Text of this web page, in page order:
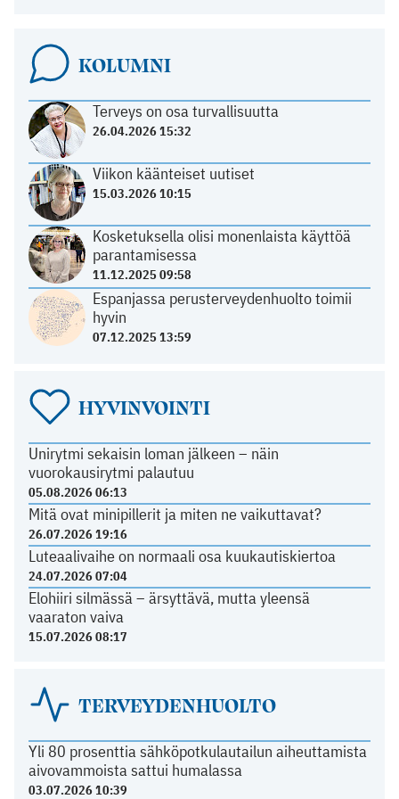
KOLUMNI
Terveys on osa turvallisuutta
26.04.2026 15:32
Viikon käänteiset uutiset
15.03.2026 10:15
Kosketuksella olisi monenlaista käyttöä
parantamisessa
11.12.2025 09:58
Espanjassa perusterveydenhuolto toimii
hyvin
07.12.2025 13:59
HYVINVOINTI
Unirytmi sekaisin loman jälkeen – näin
vuorokausirytmi palautuu
05.08.2026 06:13
Mitä ovat minipillerit ja miten ne vaikuttavat?
26.07.2026 19:16
Luteaalivaihe on normaali osa kuukautiskiertoa
24.07.2026 07:04
Elohiiri silmässä – ärsyttävä, mutta yleensä
vaaraton vaiva
15.07.2026 08:17
TERVEYDENHUOLTO
Yli 80 prosenttia sähköpotkulautailun aiheuttamista
aivovammoista sattui humalassa
03.07.2026 10:39